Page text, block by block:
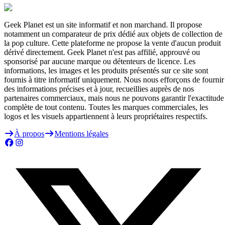
Geek Planet est un site informatif et non marchand. Il propose
notamment un comparateur de prix dédié aux objets de collection de
la pop culture. Cette plateforme ne propose la vente d'aucun produit
dérivé directement. Geek Planet n'est pas affilié, approuvé ou
sponsorisé par aucune marque ou détenteurs de licence. Les
informations, les images et les produits présentés sur ce site sont
fournis à titre informatif uniquement. Nous nous efforçons de fournir
des informations précises et à jour, recueillies auprès de nos
partenaires commerciaux, mais nous ne pouvons garantir l'exactitude
complète de tout contenu. Toutes les marques commerciales, les
logos et les visuels appartiennent à leurs propriétaires respectifs.
À propos
Mentions légales